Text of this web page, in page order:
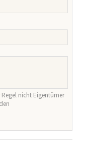
nicht Eigentümer